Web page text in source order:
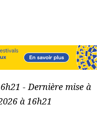
- Dernière mise à
à 16h21